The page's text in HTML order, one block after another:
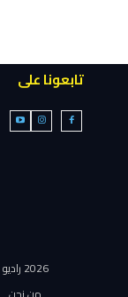
تابعونا على
2026 راديو مارس - الإذاعة الرياضية رقم واحد في المغرب